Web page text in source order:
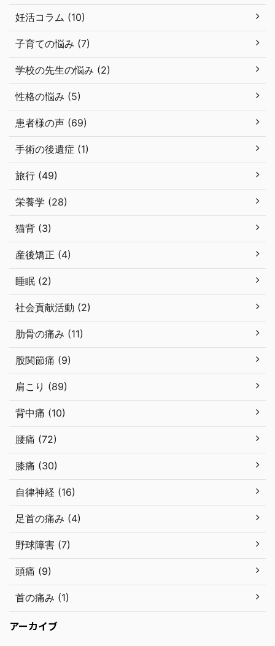
妊活コラム (10)
子育ての悩み (7)
学校の先生の悩み (2)
性格の悩み (5)
患者様の声 (69)
手術の後遺症 (1)
旅行 (49)
栄養学 (28)
猫背 (3)
産後矯正 (4)
睡眠 (2)
社会貢献活動 (2)
肋骨の痛み (11)
股関節痛 (9)
肩こり (89)
背中痛 (10)
腰痛 (72)
膝痛 (30)
自律神経 (16)
足首の痛み (4)
野球障害 (7)
頭痛 (9)
首の痛み (1)
アーカイブ